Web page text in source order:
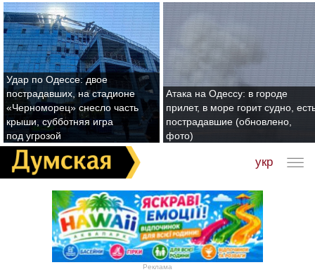
Удар по Одессе: двое
пострадавших, на стадионе
«Черноморец» снесло часть
крыши, субботняя игра
под угрозой
Атака на Одессу: в городе
прилет, в море горит судно,
пострадавшие (обновлено,
фото)
укр
Реклама